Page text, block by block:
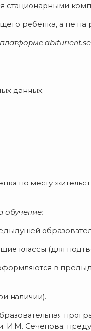
стационарными
ребенка, а не на
данных;
по месту
обучение:
классы (для
в
наличии).
Сеченова;